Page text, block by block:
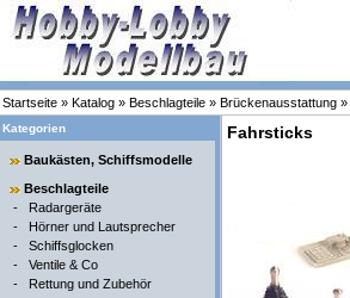
Startseite » Katalog » Beschlagteile » Brückenausstattung »
Kategorien
Baukästen, Schiffsmodelle
Beschlagteile
- Radargeräte
- Hörner und Lautsprecher
- Schiffsglocken
- Ventile & Co
- Rettung und Zubehör
Fahrsticks